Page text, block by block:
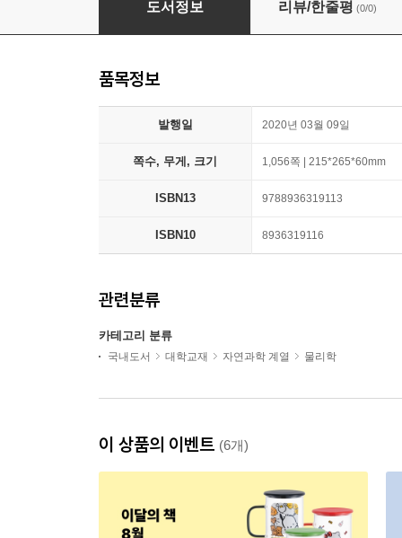
도서정보 리뷰/한줄평 (0/0)
품목정보
발행일 2020년 03월 09일
쪽수, 무게, 크기 1,056쪽 | 215*265*60mm
ISBN13 9788936319113
ISBN10 8936319116
관련분류
카테고리 분류
국내도서 대학교재 자연과학 계열 물리학
이 상품의 이벤트 (6개)